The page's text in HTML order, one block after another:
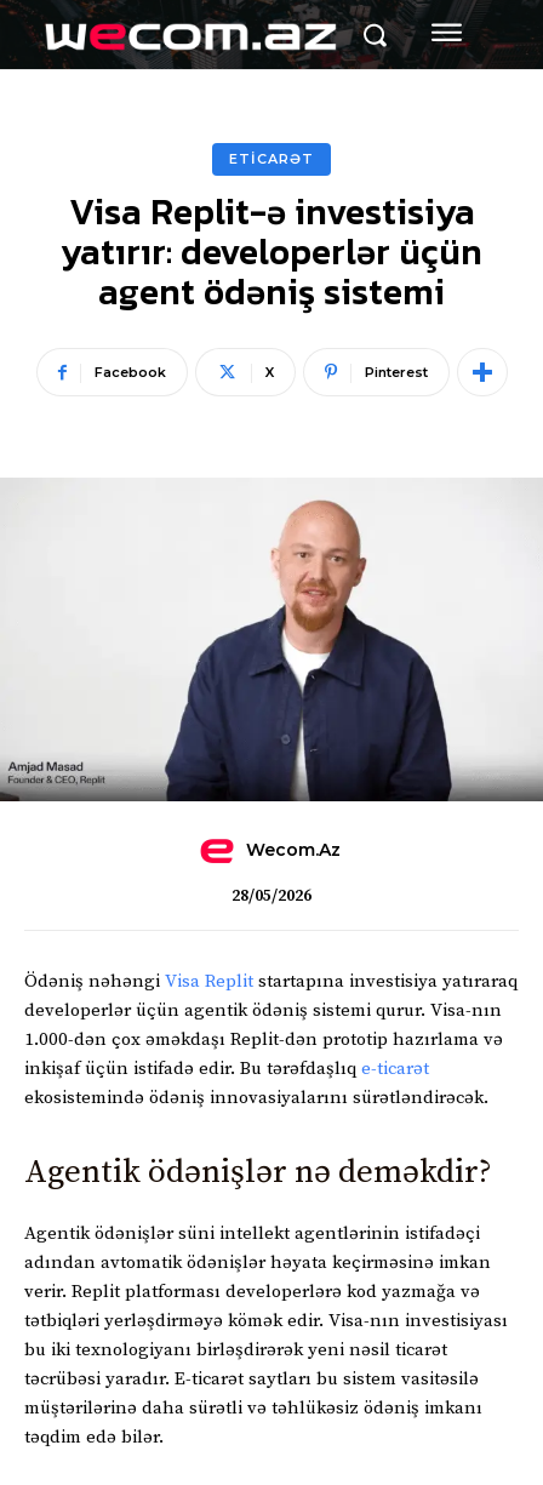
ETİCARƏT
Visa Replit-ə investisiya
yatırır: developerlər üçün
agent ödəniş sistemi
Facebook X Pinterest
Wecom.az
28/05/2026
Ödəniş nəhəngi Visa Replit startapına investisiya yatıraraq
developerlər üçün agentik ödəniş sistemi qurur. Visa-nın
1.000-dən çox əməkdaşı Replit-dən prototip hazırlama və
inkişaf üçün istifadə edir. Bu tərəfdaşlıq e-ticarət
ekosistemində ödəniş innovasiyalarını sürətləndirəcək.
Agentik ödənişlər nə deməkdir?
Agentik ödənişlər süni intellekt agentlərinin istifadəçi
adından avtomatik ödənişlər həyata keçirməsinə imkan
verir. Replit platforması developerlərə kod yazmağa və
tətbiqləri yerləşdirməyə kömək edir. Visa-nın investisiyası
bu iki texnologiyanı birləşdirərək yeni nəsil ticarət
təcrübəsi yaradır. E-ticarət saytları bu sistem vasitəsilə
müştərilərinə daha sürətli və təhlükəsiz ödəniş imkanı
təqdim edə bilər.